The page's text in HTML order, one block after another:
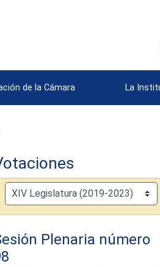
de la Cámara La
Plenaria número